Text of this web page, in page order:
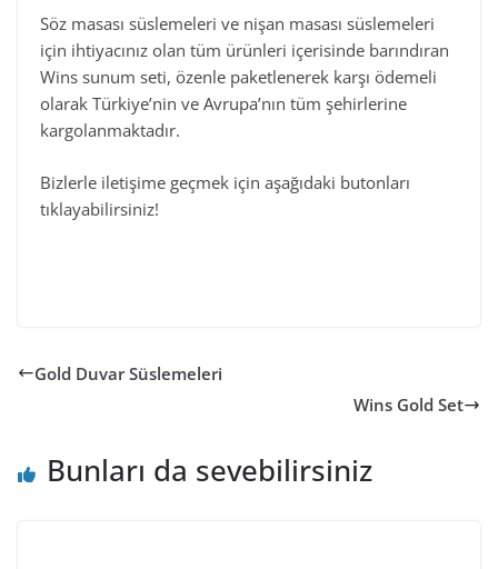
Söz masası süslemeleri ve nişan masası süslemeleri
için ihtiyacınız olan tüm ürünleri içerisinde barındıran
Wins sunum seti, özenle paketlenerek karşı ödemeli
olarak Türkiye’nin ve Avrupa’nın tüm şehirlerine
kargolanmaktadır.
Bizlerle iletişime geçmek için aşağıdaki butonları
tıklayabilirsiniz!
Gold Duvar Süslemeleri
Wins Gold Set
Bunları da sevebilirsiniz